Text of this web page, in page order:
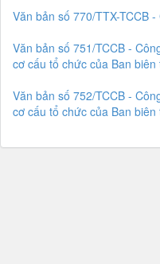
Văn bản số 770/TTX-TCCB
Văn bản số 751/TCCB -
cơ cấu tổ chức của Ban biên
Văn bản số 752/TCCB -
cơ cấu tổ chức của Ban biên